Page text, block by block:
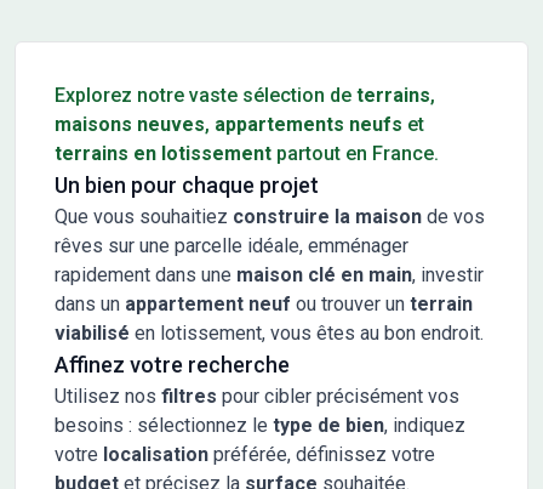
Explorez notre vaste sélection de terrains,
maisons neuves, appartements neufs et
terrains en lotissement partout en France.
Un bien pour chaque projet
Que vous souhaitiez construire la maison de vos
rêves sur une parcelle idéale, emménager
rapidement dans une maison clé en main, investir
dans un appartement neuf ou trouver un terrain
viabilisé en lotissement, vous êtes au bon endroit.
Affinez votre recherche
Utilisez nos filtres pour cibler précisément vos
besoins : sélectionnez le type de bien, indiquez
votre localisation préférée, définissez votre
budget et précisez la surface souhaitée.